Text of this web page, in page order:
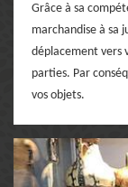
Grâce à sa
marchandise à sa
déplacement vers
parties. Par
vos objets.